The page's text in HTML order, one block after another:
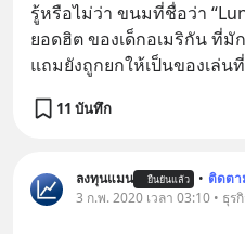
รู้หรือไม่ว่า ขนมที่ชื่อว่า
ยอดฮิต ของเด็กอเมริกัน ที่มั
แถมยังถูกยกให้เป็นของเล่น
11 บันทึก
ลงทุนแมน ยืนยันแล้ว • ติดตา
3 ก.พ. 2020 เวลา 03:10 • ธุร